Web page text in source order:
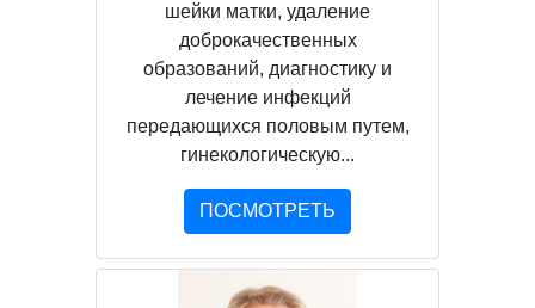
шейки матки, удаление
доброкачественных
образований, диагностику и
лечение инфекций
передающихся половым путем,
гинекологическую...
ПОСМОТРЕТЬ